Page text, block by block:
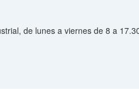
de lunes a viernes de 8 a